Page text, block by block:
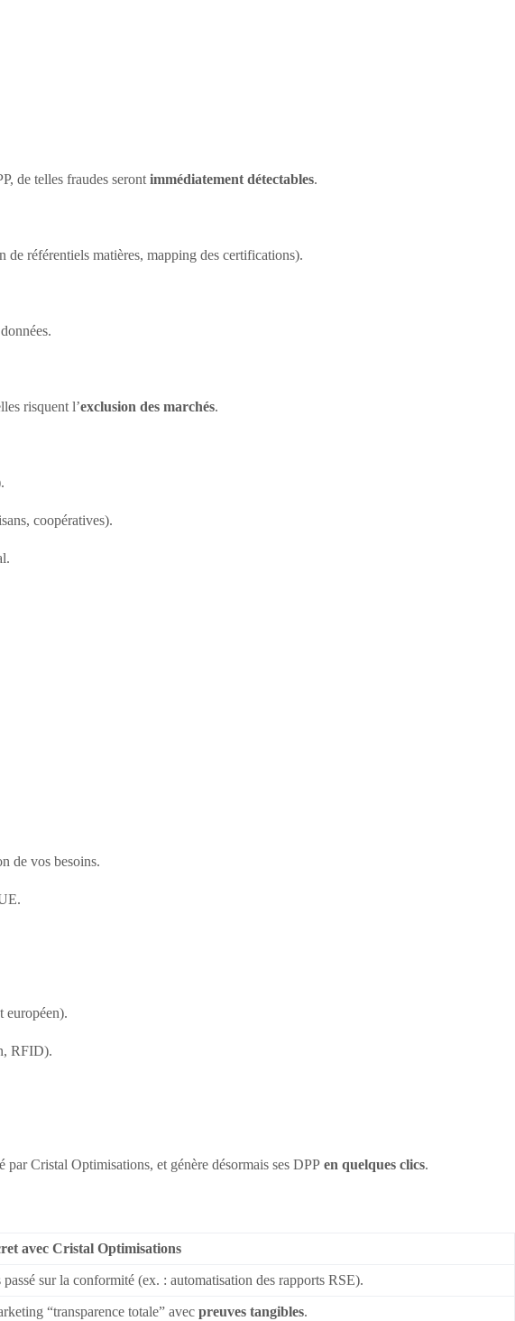
de telles fraudes seront immédiatement détectables.
de référentiels matières, mapping des certifications).
risquent l’exclusion des marchés.
coopératives).
de vos besoins.
européen).
RFID).
par Cristal Optimisations, et génère désormais ses DPP en quelques clics.
avec Cristal Optimisations
passé sur la conformité (ex. : automatisation des rapports RSE).
“transparence totale” avec preuves tangibles.